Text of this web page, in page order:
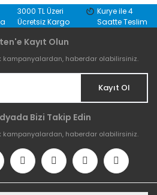
3000 TL Üzeri
Ücretsiz Kargo
Kurye ile 4
Saatte Teslim
Kayıt Olun
kampanyalardan, haberdar olabilirsiniz.
Kayıt Ol
Bizi Takip Edin
kampanyalardan, haberdar olabilirsiniz.